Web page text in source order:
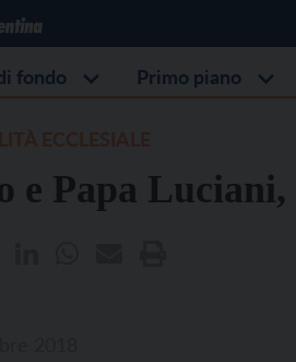
fondo Primo piano
e Papa